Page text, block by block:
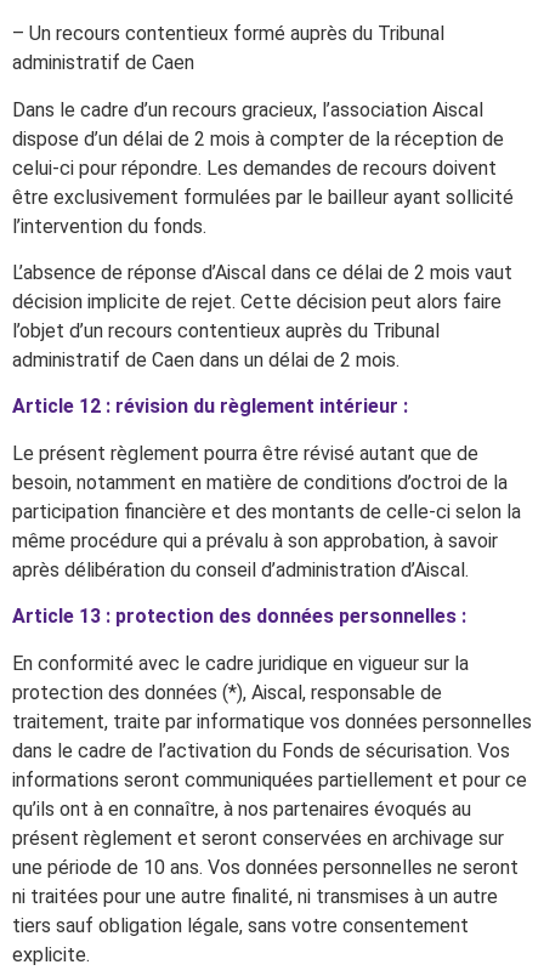
– Un recours contentieux formé auprès du Tribunal
administratif de Caen
Dans le cadre d’un recours gracieux, l’association Aiscal
dispose d’un délai de 2 mois à compter de la réception de
celui-ci pour répondre. Les demandes de recours doivent
être exclusivement formulées par le bailleur ayant sollicité
l’intervention du fonds.
L’absence de réponse d’Aiscal dans ce délai de 2 mois vaut
décision implicite de rejet. Cette décision peut alors faire
l’objet d’un recours contentieux auprès du Tribunal
administratif de Caen dans un délai de 2 mois.
Article 12 : révision du règlement intérieur :
Le présent règlement pourra être révisé autant que de
besoin, notamment en matière de conditions d’octroi de la
participation financière et des montants de celle-ci selon la
même procédure qui a prévalu à son approbation, à savoir
après délibération du conseil d’administration d’Aiscal.
Article 13 : protection des données personnelles :
En conformité avec le cadre juridique en vigueur sur la
protection des données (*), Aiscal, responsable de
traitement, traite par informatique vos données personnelles
dans le cadre de l’activation du Fonds de sécurisation. Vos
informations seront communiquées partiellement et pour ce
qu’ils ont à en connaître, à nos partenaires évoqués au
présent règlement et seront conservées en archivage sur
une période de 10 ans. Vos données personnelles ne seront
ni traitées pour une autre finalité, ni transmises à un autre
tiers sauf obligation légale, sans votre consentement
explicite.